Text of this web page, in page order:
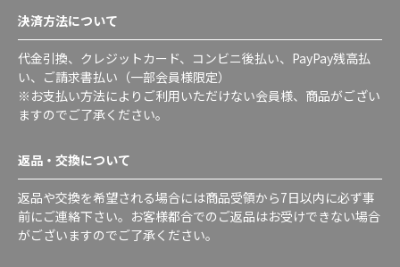
決済方法について
代金引換、クレジットカード、コンビニ後払い、PayPay残高払
い、ご請求書払い（一部会員様限定）
※お支払い方法によりご利用いただけない会員様、商品がござい
ますのでご了承ください。
返品・交換について
返品や交換を希望される場合には商品受領から7日以内に必ず事
前にご連絡下さい。お客様都合でのご返品はお受けできない場合
がございますのでご了承ください。